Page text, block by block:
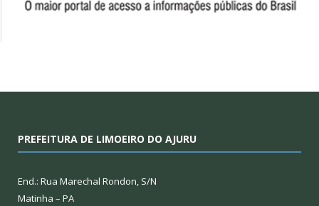
PREFEITURA DE LIMOEIRO DO AJURU
End.: Rua Marechal Rondon, S/N
Matinha – PA